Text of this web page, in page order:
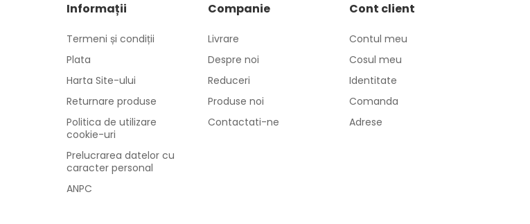
Informații
Termeni și condiții
Plata
Harta Site-ului
Returnare produse
Politica de utilizare
cookie-uri
Prelucrarea datelor cu
caracter personal
ANPC
Companie
Livrare
Despre noi
Reduceri
Produse noi
Contactati-ne
Cont client
Contul meu
Cosul meu
Identitate
Comanda
Adrese